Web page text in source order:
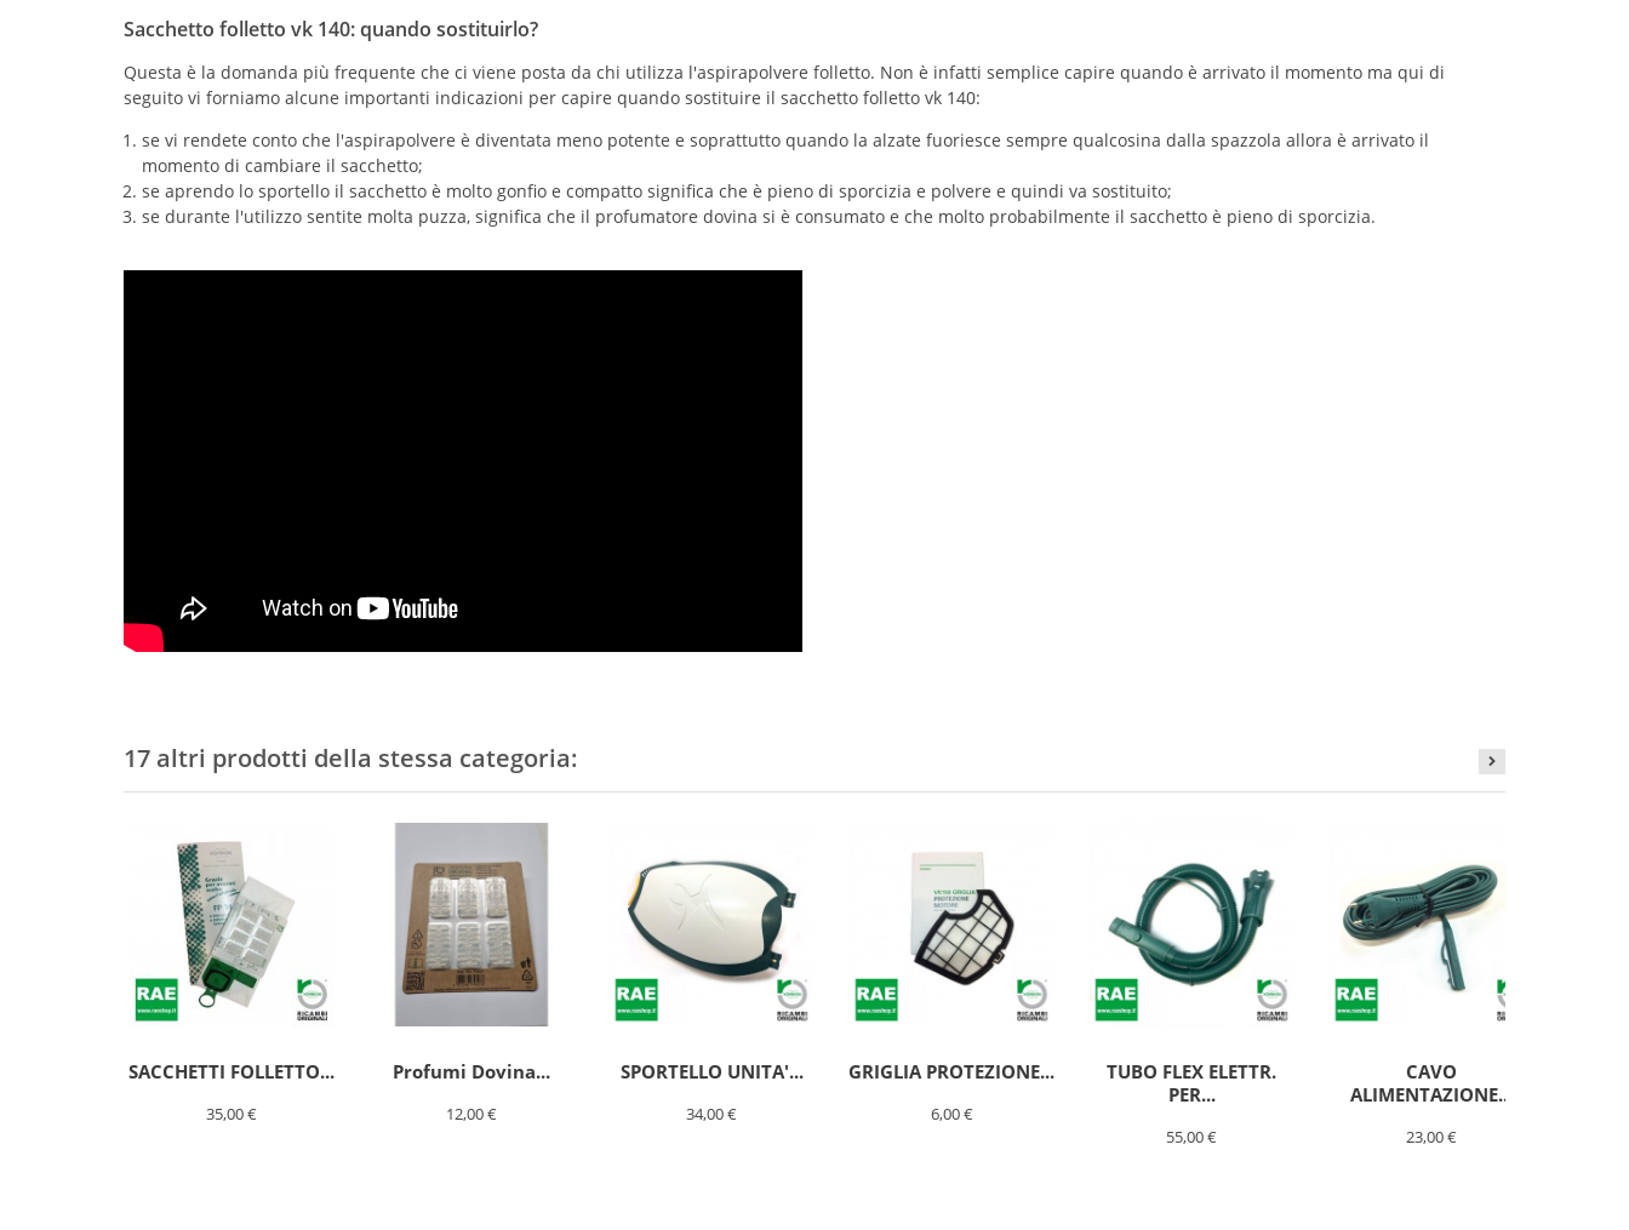
Sacchetto folletto vk 140: quando sostituirlo?
Questa è la domanda più frequente che ci viene posta da chi utilizza l'aspirapolvere folletto. Non è infatti semplice capire quando è arrivato il momento ma qui di
seguito vi forniamo alcune importanti indicazioni per capire quando sostituire il sacchetto folletto vk 140:
se vi rendete conto che l'aspirapolvere è diventata meno potente e soprattutto quando la alzate fuoriesce sempre qualcosina dalla spazzola allora è arrivato il
momento di cambiare il sacchetto;
se aprendo lo sportello il sacchetto è molto gonfio e compatto significa che è pieno di sporcizia e polvere e quindi va sostituito;
se durante l'utilizzo sentite molta puzza, significa che il profumatore dovina si è consumato e che molto probabilmente il sacchetto è pieno di sporcizia.
17 altri prodotti della stessa categoria:
SACCHETTI FOLLETTO...
35,00 €
Profumi Dovina...
12,00 €
SPORTELLO UNITA'...
34,00 €
GRIGLIA PROTEZIONE...
6,00 €
TUBO FLEX ELETTR.
PER...
55,00 €
CAVO
ALIMENTAZIONE...
23,00 €